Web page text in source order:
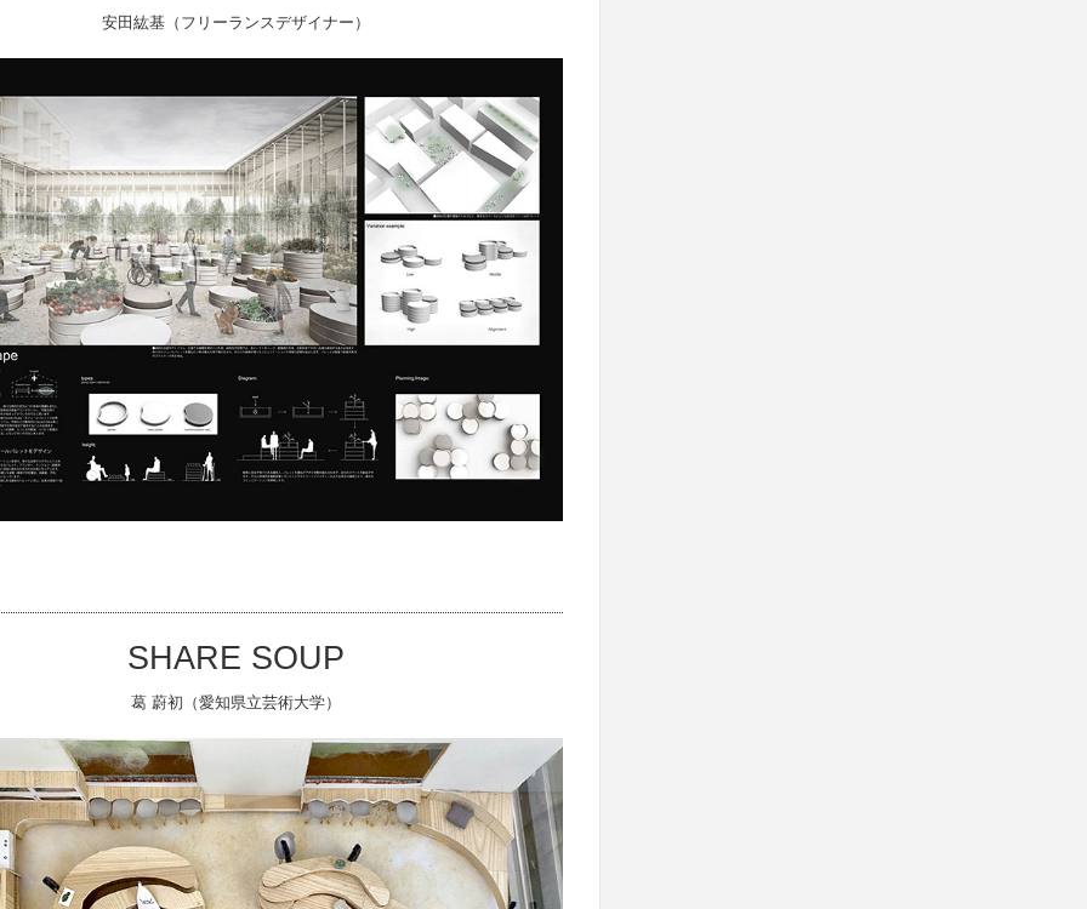
安田紘基（フリーランスデザイナー）
SHARE SOUP
葛 蔚初（愛知県立芸術大学）